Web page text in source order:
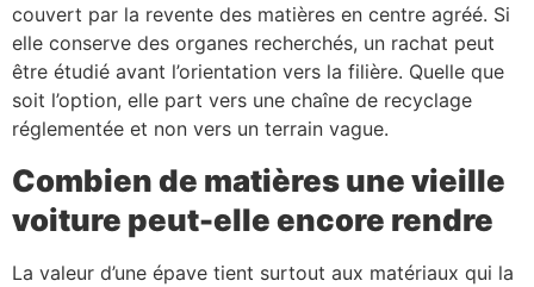
couvert par la revente des matières en centre agréé. Si
elle conserve des organes recherchés, un rachat peut
être étudié avant l’orientation vers la filière. Quelle que
soit l’option, elle part vers une chaîne de recyclage
réglementée et non vers un terrain vague.
Combien de matières une vieille
voiture peut-elle encore rendre
La valeur d’une épave tient surtout aux matériaux qui la